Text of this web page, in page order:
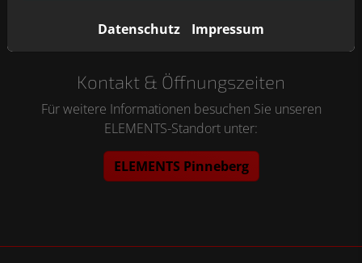
Kontakt & Öffnungszeiten
Für weitere Informationen besuchen Sie unseren
ELEMENTS-Standort unter:
ELEMENTS Pinneberg
Datenschutz Impressum